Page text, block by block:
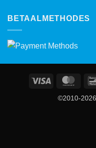
BETAALMETHODES
Visa
©2010-